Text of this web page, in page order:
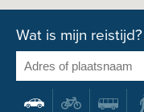
Wat is mijn reistijd?